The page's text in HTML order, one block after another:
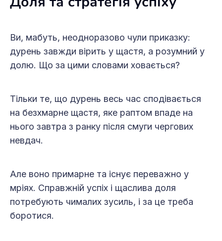
Ви, мабуть, неодноразово чули при­казку:
дурень завжди вірить у щастя, а розумний у
долю. Що за цими словами ховається?
Тільки те, що дурень весь час сподівається
на безхмарне щастя, яке раптом впаде на
нього завтра з ранку після смуги чергових
невдач.
Але воно примарне та існує переважно у
мріях. Справжній успіх і щаслива доля
потребують чималих зусиль, і за це треба
боротися.